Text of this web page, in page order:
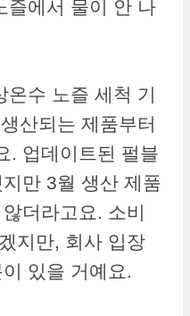
즐에서 물이 안 나
온수 노즐 세척 기
산되는 제품부터
. 업데이트된 펄블
만 3월 생산 제품
더라고요. 소비
지만, 회사 입장
있을 거예요.